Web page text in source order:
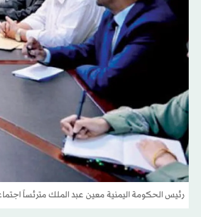
رئيس الحكومة اليمنية معين عبد الملك مترئساً